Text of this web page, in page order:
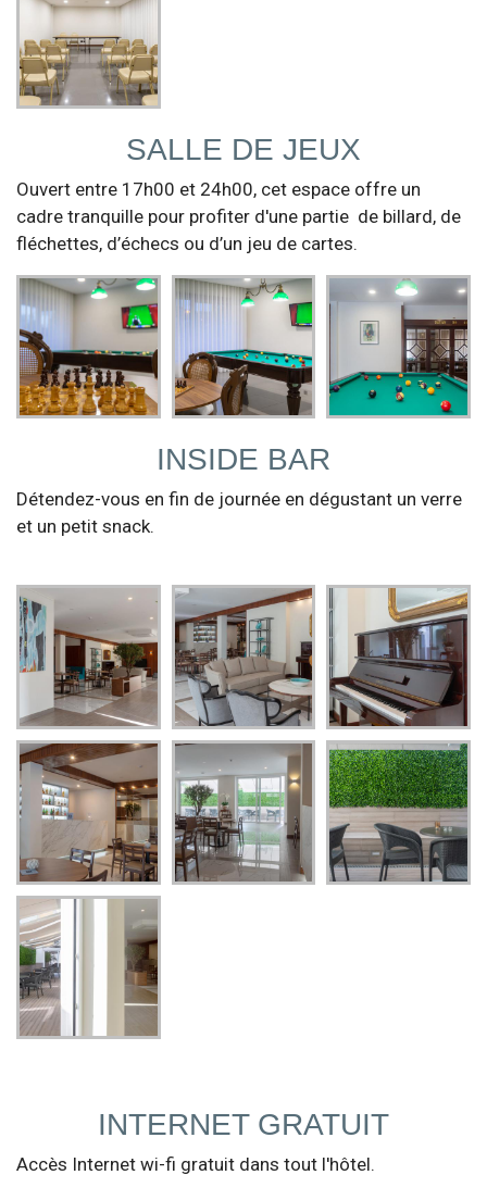
SALLE DE JEUX
Ouvert entre 17h00 et 24h00, cet espace offre un
cadre tranquille pour profiter d'une partie de billard, de
fléchettes, d’échecs ou d’un jeu de cartes.
INSIDE BAR
Détendez-vous en fin de journée en dégustant un verre
et un petit snack.
INTERNET GRATUIT
Accès Internet wi-fi gratuit dans tout l'hôtel.